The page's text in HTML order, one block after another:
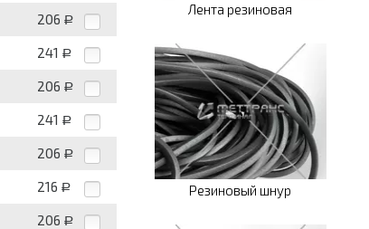
206 Р
241 Р
206 Р
241 Р
206 Р
216 Р
206 Р
Лента резиновая
Резиновый шнур